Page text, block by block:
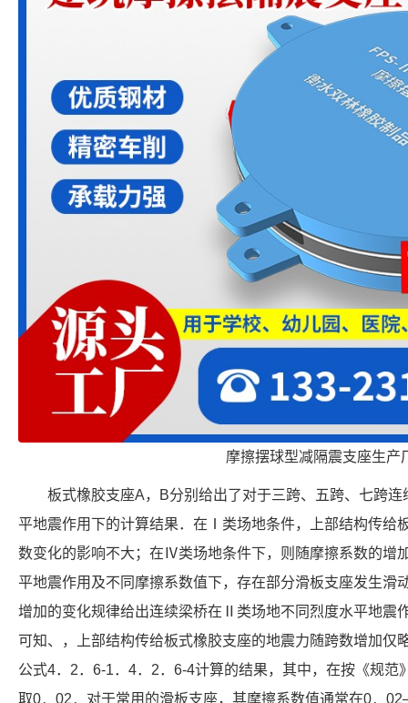
摩擦摆球型减隔震支座生产
板式橡胶支座A，B分别给出了对于三跨、五跨、七跨
平地震作用下的计算结果．在Ⅰ类场地条件，上部结构传给
数变化的影响不大；在Ⅳ类场地条件下，则随摩擦系数的增
平地震作用及不同摩擦系数值下，存在部分滑板支座发生滑
增加的变化规律给出连续梁桥在Ⅱ类场地不同烈度水平地震
可知、，上部结构传给板式橡胶支座的地震力随跨数增加仅
公式4．2．6-1．4．2．6-4计算的结果，其中，在按《规范
取0．02．对于常用的滑板支座，其摩擦系数值通常在0．